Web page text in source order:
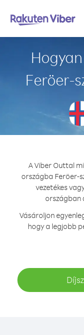
Feröer-
A Viber Outtal
országba Feröer-
vezetékes
országban
Vásároljon
hogy a legjobb